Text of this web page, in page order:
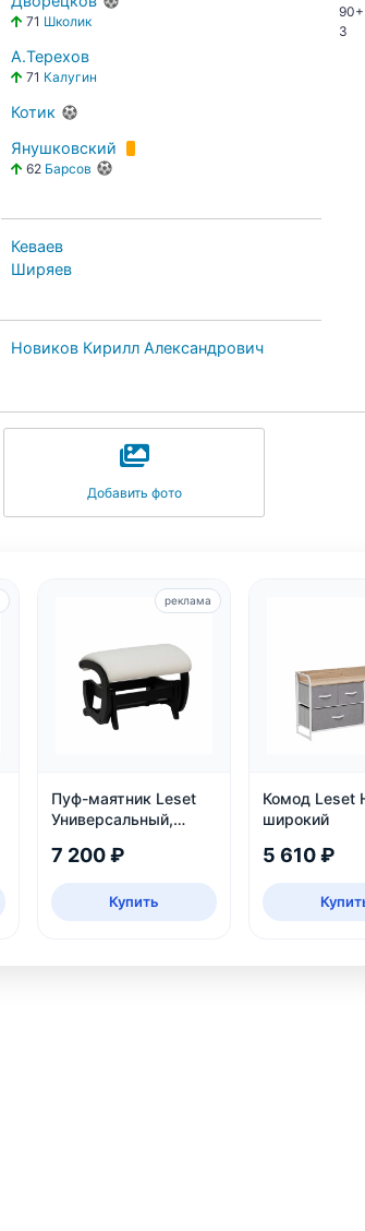
71 Школик
А.Терехов
71 Калугин
Котик
Янушковский
62 Барсов
Кеваев
Ширяев
Новиков Кирилл Александрович
90+
3
Добавить фото
Пуф-маятник Leset
Универсальный,
7 200 ₽
Купить
реклама
Комод Leset
широкий
5 610 ₽